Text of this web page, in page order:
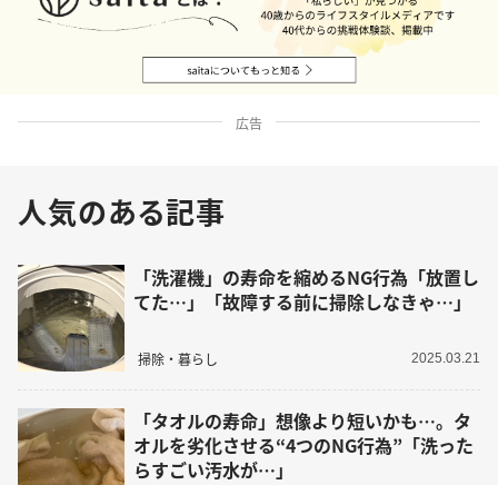
広告
人気のある記事
「洗濯機」の寿命を縮めるNG行為「放置し
てた…」「故障する前に掃除しなきゃ…」
掃除・暮らし 2025.03.21
「タオルの寿命」想像より短いかも…。タ
オルを劣化させる“4つのNG行為”「洗った
らすごい汚水が…」